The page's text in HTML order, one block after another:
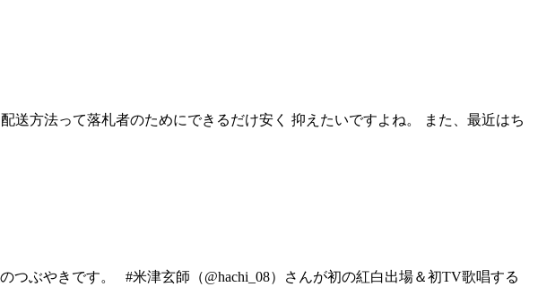
方法って落札者のためにできるだけ安く 抑えたいですよね。 また、最近はち
ぶやきです。 #米津玄師（@hachi_08）さんが初の紅白出場＆初TV歌唱する